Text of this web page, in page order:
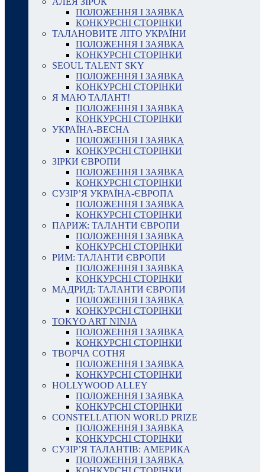
ПОЛОЖЕННЯ І ЗАЯВКА
КОНКУРСНІ СТОРІНКИ
ТАЛАНОВИТЕ ЛІТО УКРАЇНИ
ПОЛОЖЕННЯ І ЗАЯВКА
КОНКУРСНІ СТОРІНКИ
SEOUL TALENT SKY
ПОЛОЖЕННЯ І ЗАЯВКА
КОНКУРСНІ СТОРІНКИ
Я МАЮ ТАЛАНТ!
ПОЛОЖЕННЯ І ЗАЯВКА
КОНКУРСНІ СТОРІНКИ
УКРАЇНА-ВЕСНА
ПОЛОЖЕННЯ І ЗАЯВКА
КОНКУРСНІ СТОРІНКИ
ЗІРКИ ЄВРОПИ
ПОЛОЖЕННЯ І ЗАЯВКА
КОНКУРСНІ СТОРІНКИ
СУЗІР’Я УКРАЇНА-ЄВРОПА
ПОЛОЖЕННЯ І ЗАЯВКА
КОНКУРСНІ СТОРІНКИ
ПАРИЖ: ТАЛАНТИ ЄВРОПИ
ПОЛОЖЕННЯ І ЗАЯВКА
КОНКУРСНІ СТОРІНКИ
РИМ: ТАЛАНТИ ЄВРОПИ
ПОЛОЖЕННЯ І ЗАЯВКА
КОНКУРСНІ СТОРІНКИ
МАДРИД: ТАЛАНТИ ЄВРОПИ
ПОЛОЖЕННЯ І ЗАЯВКА
КОНКУРСНІ СТОРІНКИ
TOKYO ART NINJA
ПОЛОЖЕННЯ І ЗАЯВКА
КОНКУРСНІ СТОРІНКИ
ТВОРЧА СОТНЯ
ПОЛОЖЕННЯ І ЗАЯВКА
КОНКУРСНІ СТОРІНКИ
HOLLYWOOD ALLEY
ПОЛОЖЕННЯ І ЗАЯВКА
КОНКУРСНІ СТОРІНКИ
CONSTELLATION WORLD PRIZE
ПОЛОЖЕННЯ І ЗАЯВКА
КОНКУРСНІ СТОРІНКИ
СУЗІР’Я ТАЛАНТІВ: АМЕРИКА
ПОЛОЖЕННЯ І ЗАЯВКА